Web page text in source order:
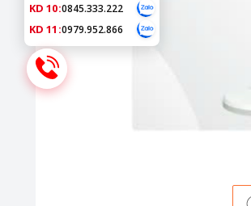
KD 10:0845.333.222
KD 11:0979.952.866